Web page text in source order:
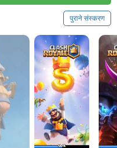
पुराने संस्करण